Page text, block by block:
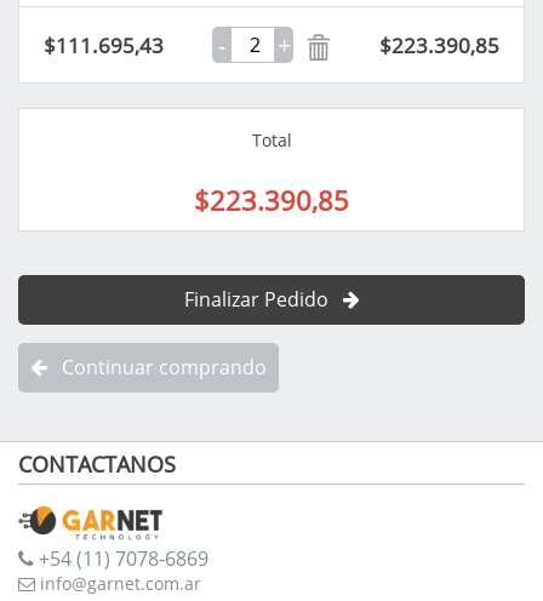
$111.695,43 - + $223.390,85
Total
$223.390,85
Finalizar Pedido
Continuar comprando
CONTACTANOS
+54 (11) 7078-6869
info@garnet.com.ar